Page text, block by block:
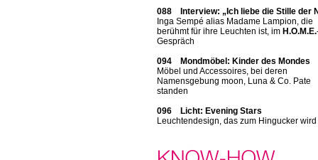
088 Interview: „Ich liebe die Stille der
Inga Sempé alias Madame Lampion, die
berühmt für ihre Leuchten ist, im H.O.M.E.
Gespräch
094 Mondmöbel: Kinder des Mondes
Möbel und Accessoires, bei deren
Namensgebung moon, Luna & Co. Pate
standen
096 Licht: Evening Stars
Leuchtendesign, das zum Hingucker wird